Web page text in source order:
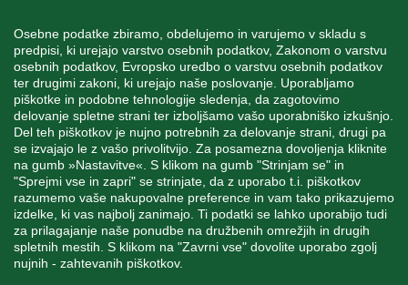
Osebne podatke zbiramo, obdelujemo in varujemo v skladu s
predpisi, ki urejajo varstvo osebnih podatkov, Zakonom o varstvu
osebnih podatkov, Evropsko uredbo o varstvu osebnih podatkov
ter drugimi zakoni, ki urejajo naše poslovanje. Uporabljamo
piškotke in podobne tehnologije sledenja, da zagotovimo
delovanje spletne strani ter izboljšamo vašo uporabniško izkušnjo.
Del teh piškotkov je nujno potrebnih za delovanje strani, drugi pa
se izvajajo le z vašo privolitvijo. Za posamezna dovoljenja kliknite
na gumb »Nastavitve«. S klikom na gumb "Strinjam se" in
"Sprejmi vse in zapri" se strinjate, da z uporabo t.i. piškotkov
razumemo vaše nakupovalne preference in vam tako prikazujemo
izdelke, ki vas najbolj zanimajo. Ti podatki se lahko uporabijo tudi
za prilagajanje naše ponudbe na družbenih omrežjih in drugih
spletnih mestih. S klikom na "Zavrni vse" dovolite uporabo zgolj
nujnih - zahtevanih piškotkov.
MOJ RAČUN
STORITEV ZA STRANKE
SPREMLJAJTE NAS